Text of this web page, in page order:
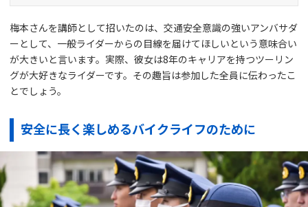
梅本さんを講師として招いたのは、交通安全意識の強いアンバサダ
ーとして、一般ライダーからの目線を届けてほしいという意味合い
が大きいと言います。実際、彼女は8年のキャリアを持つツーリン
グが大好きなライダーです。その趣旨は参加した全員に伝わったこ
とでしょう。
安全に長く楽しめるバイクライフのために